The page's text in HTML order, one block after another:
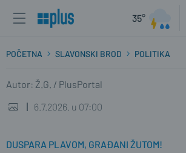
35°
POČETNA SLAVONSKI BROD POLITIKA
Autor: Ž.G. / PlusPortal
6.7.2026. u 07:00
DUSPARA PLAVOM, GRAĐANI ŽUTOM!